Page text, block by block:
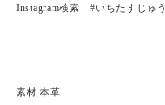
Instagram検索 #いちたすじゅ
素材:本革